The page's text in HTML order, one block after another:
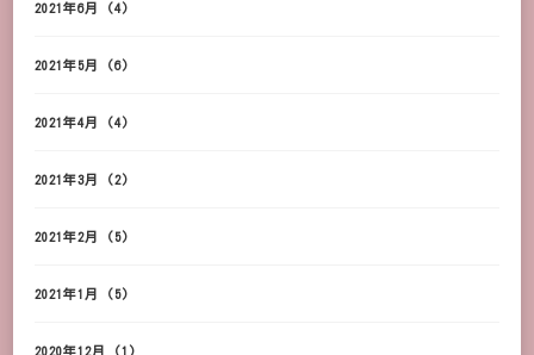
2021年6月 (4)
2021年5月 (6)
2021年4月 (4)
2021年3月 (2)
2021年2月 (5)
2021年1月 (5)
2020年12月 (1)